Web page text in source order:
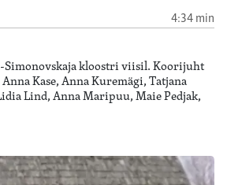
4:34 min
Simonovskaja kloostri viisil. Koorijuht
Kase, Anna Kuremägi, Tatjana
Lind, Anna Maripuu, Maie Pedjak,